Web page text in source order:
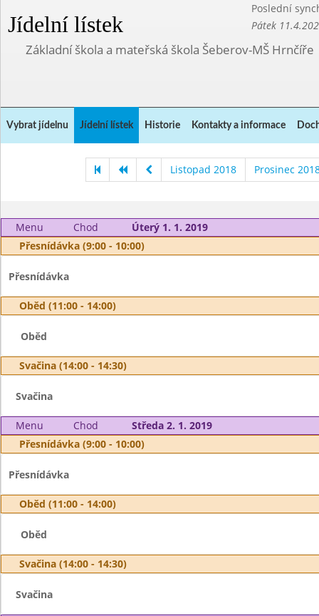
Jídelní lístek
Poslední
Pátek
Základní škola a mateřská škola Šeberov-MŠ Hrnčíře
Vybrat jídelnu Jídelní lístek Historie Kontakty a informace
Listopad 2018 Prosinec
Menu Chod
Úterý 1. 1. 2019
Přesnídávka (9:00 - 10:00)
Přesnídávka
Oběd (11:00 - 14:00)
Oběd
Svačina (14:00 - 14:30)
Svačina
Menu Chod
Středa 2. 1. 2019
Přesnídávka (9:00 - 10:00)
Přesnídávka
Oběd (11:00 - 14:00)
Oběd
Svačina (14:00 - 14:30)
Svačina